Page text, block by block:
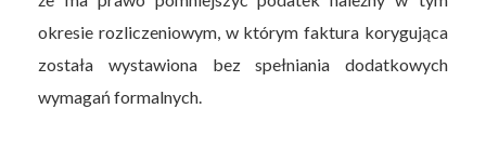
okresie rozliczeniowym, w którym faktura korygująca
została wystawiona bez spełniania dodatkowych
wymagań formalnych.